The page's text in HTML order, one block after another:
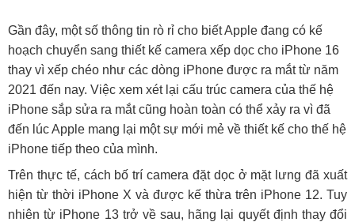
Gần đây, một số thông tin rò rỉ cho biết Apple đang có kế
hoạch chuyển sang thiết kế camera xếp dọc cho iPhone 16
thay vì xếp chéo như các dòng iPhone được ra mắt từ năm
2021 đến nay. Việc xem xét lại cấu trúc camera của thế hệ
iPhone sắp sửa ra mắt cũng hoàn toàn có thể xảy ra vì đã
đến lúc Apple mang lại một sự mới mẻ về thiết kế cho thế hệ
iPhone tiếp theo của mình.
Trên thực tế, cách bố trí camera đặt dọc ở mặt lưng đã xuất
hiện từ thời iPhone X và được kế thừa trên iPhone 12. Tuy
nhiên từ iPhone 13 trở về sau, hãng lại quyết định thay đổi